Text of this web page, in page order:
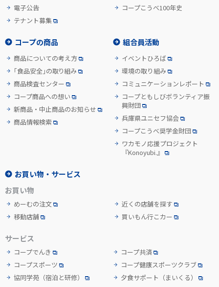
電子公告
テナント募集
コープこうべ100年史
コープの商品
商品についての考え方
「食品安全」の取り組み
商品検査センター
コープ商品への想い
新商品・中止商品のお知らせ
商品情報検索
組合員活動
イベントひろば
環境の取り組み
コミュニケーションレポート
コープともしびボランティア振
興財団
兵庫県ユニセフ協会
コープこうべ奨学金財団
ワカモノ応援プロジェクト
『Konoyubi.』
お買い物・サービス
お買い物
めーむの注文
移動店舗
近くの店舗を探す
買いもん行こカー
サービス
コープでんき
コープ共済
コープスポーツ
コープ健康スポーツクラブ
協同学苑 （宿泊と研修） 夕食サポート （まいくる）